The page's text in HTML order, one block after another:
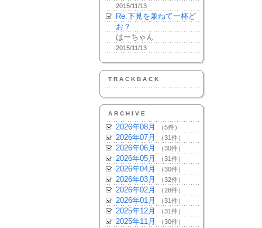
2015/11/13
Re:下見を兼ねて一杯ど
お？
はーちゃん
2015/11/13
TRACKBACK
ARCHIVE
2026年08月 （5件）
2026年07月 （31件）
2026年06月 （30件）
2026年05月 （31件）
2026年04月 （30件）
2026年03月 （32件）
2026年02月 （28件）
2026年01月 （31件）
2025年12月 （31件）
2025年11月 （30件）